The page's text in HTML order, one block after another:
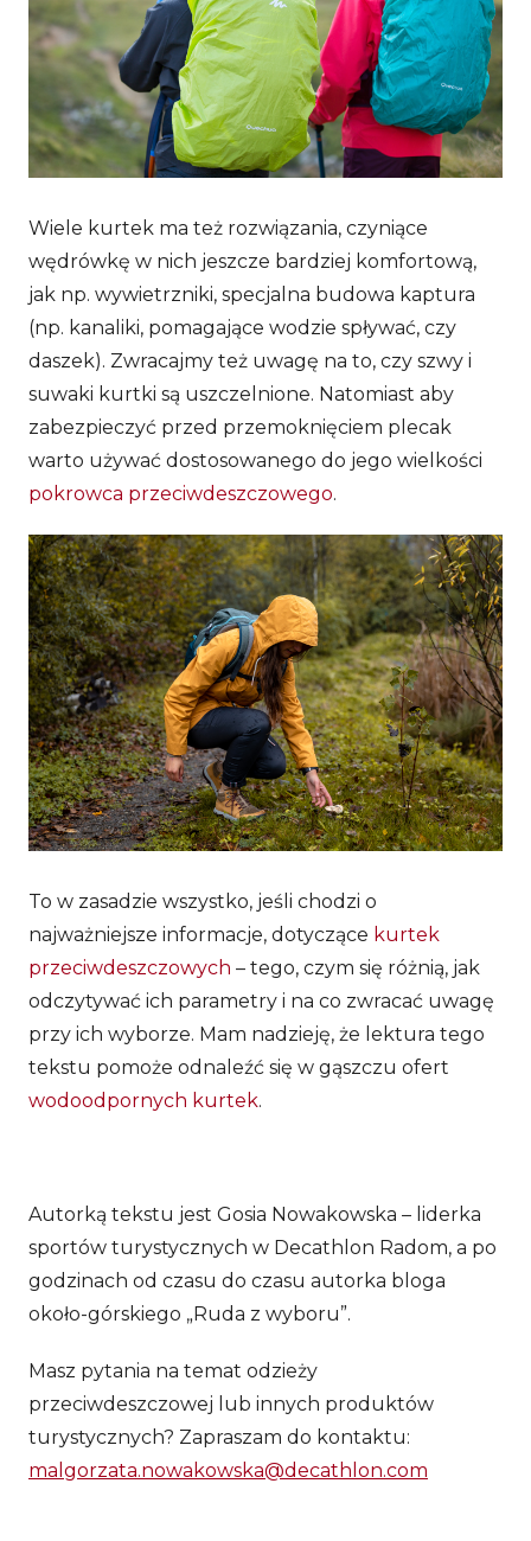
Wiele kurtek ma też rozwiązania, czyniące
wędrówkę w nich jeszcze bardziej komfortową,
jak np. wywietrzniki, specjalna budowa kaptura
(np. kanaliki, pomagające wodzie spływać, czy
daszek). Zwracajmy też uwagę na to, czy szwy i
suwaki kurtki są uszczelnione. Natomiast aby
zabezpieczyć przed przemoknięciem plecak
warto używać dostosowanego do jego wielkości
pokrowca przeciwdeszczowego.
To w zasadzie wszystko, jeśli chodzi o
najważniejsze informacje, dotyczące kurtek
przeciwdeszczowych – tego, czym się różnią, jak
odczytywać ich parametry i na co zwracać uwagę
przy ich wyborze. Mam nadzieję, że lektura tego
tekstu pomoże odnaleźć się w gąszczu ofert
wodoodpornych kurtek.
Autorką tekstu jest Gosia Nowakowska – liderka
sportów turystycznych w Decathlon Radom, a po
godzinach od czasu do czasu autorka bloga
około-górskiego „Ruda z wyboru”.
Masz pytania na temat odzieży
przeciwdeszczowej lub innych produktów
turystycznych? Zapraszam do kontaktu:
malgorzata.nowakowska@decathlon.com